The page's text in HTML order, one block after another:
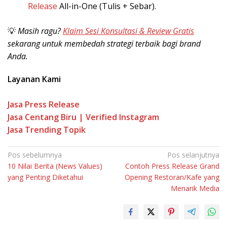
Release All-in-One (Tulis + Sebar).
💡Masih ragu?Klaim Sesi Konsultasi & Review Gratis
sekarang untuk membedah strategi terbaik bagi brand
Anda.
Layanan Kami
Jasa Press Release
Jasa Centang Biru | Verified Instagram
Jasa Trending Topik
Pos sebelumnya
10 Nilai Berita (News Values)
yang Penting Diketahui
Pos selanjutnya
Contoh Press Release Grand
Opening Restoran/Kafe yang
Menarik Media